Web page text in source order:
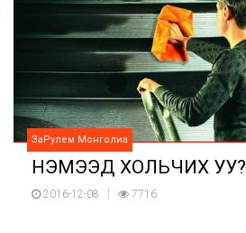
ЗаРулем Монголиа
НЭМЭЭД ХОЛЬЧИХ УУ?
2016-12-08 7716